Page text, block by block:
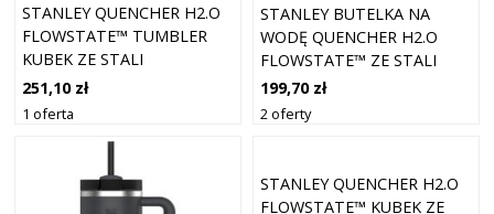
STANLEY QUENCHER H2.O
FLOWSTATE™ TUMBLER
KUBEK ZE STALI
NIERDZEWNEJ ZE SŁOMKĄ
DUŻY PEACH ROSE 1180 ML
251,10 zł
1 oferta
STANLEY BUTELKA NA
WODĘ QUENCHER H2.O
FLOWSTATE™ ZE STALI
NIERDZEWNEJ Z POPIOŁEM
SŁOMKOWYM 890 ML
199,70 zł
2 oferty
STANLEY QUENCHER H2.O
FLOWSTATE™ KUBEK ZE